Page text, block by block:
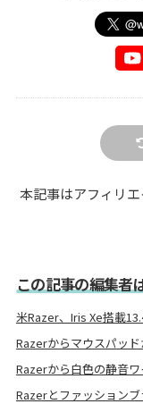
本記事はアフィリ
この記事の編集者
米Razer、Iris Xe搭載
Razerからマウスパッ
Razerから白色の静音
Razerとファッション